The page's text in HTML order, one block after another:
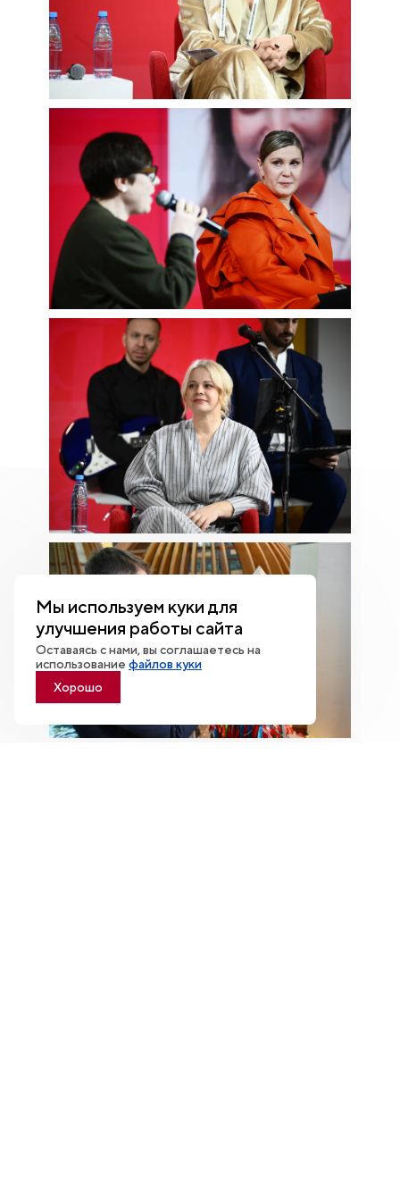
Мы используем куки для
улучшения работы сайта
Оставаясь с нами, вы соглашаетесь на
использованиефайлов куки
Хорошо